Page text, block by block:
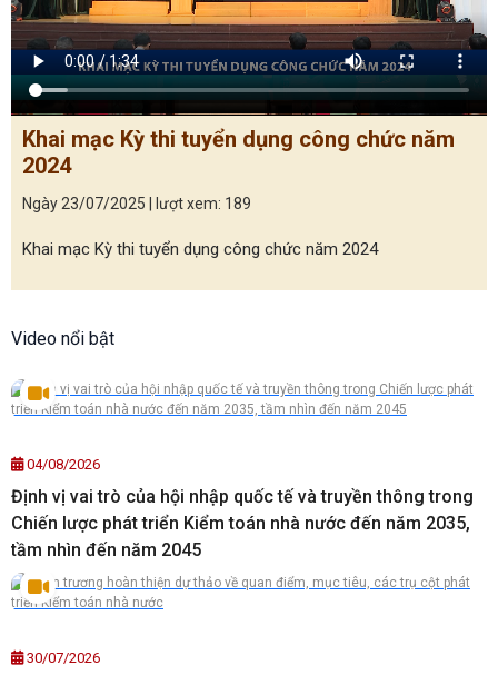
Khai mạc Kỳ thi tuyển dụng công chức năm
2024
Ngày 23/07/2025 | lượt xem: 189
Khai mạc Kỳ thi tuyển dụng công chức năm 2024
Video nổi bật
04/08/2026
Định vị vai trò của hội nhập quốc tế và truyền thông trong
Chiến lược phát triển Kiểm toán nhà nước đến năm 2035,
tầm nhìn đến năm 2045
30/07/2026